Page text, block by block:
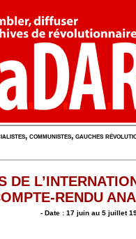
communistes, gauches
DE
RENDU
- Date : 17 juin au 5 juillet